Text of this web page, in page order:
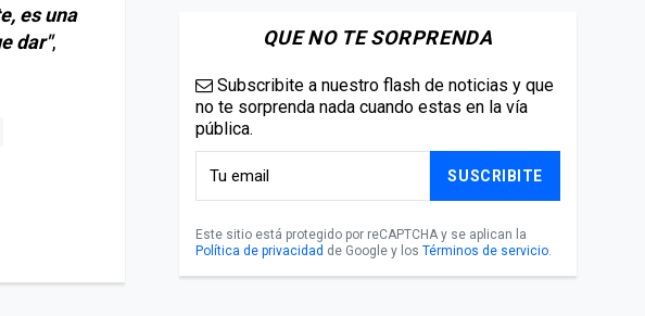
es una
dar",
QUE NO TE SORPRENDA
Subscribite a nuestro flash de noticias y que
no te sorprenda nada cuando estas en la vía
pública.
SUSCRIBITE
Este sitio está protegido por reCAPTCHA y se aplican la
Política de privacidad de Google y los Términos de servicio.